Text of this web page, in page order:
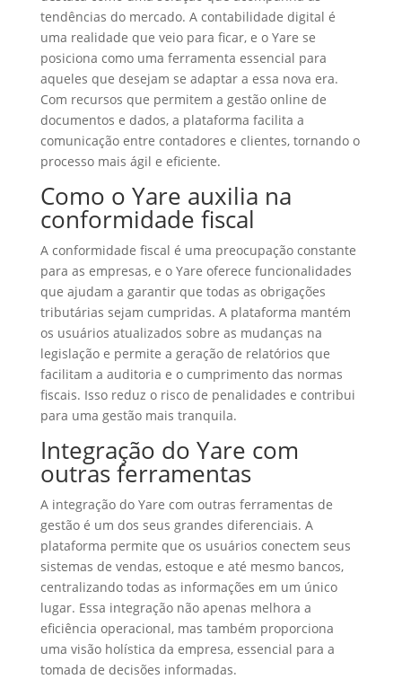
tendências do mercado. A contabilidade digital é
uma realidade que veio para ficar, e o Yare se
posiciona como uma ferramenta essencial para
aqueles que desejam se adaptar a essa nova era.
Com recursos que permitem a gestão online de
documentos e dados, a plataforma facilita a
comunicação entre contadores e clientes, tornando o
processo mais ágil e eficiente.
Como o Yare auxilia na
conformidade fiscal
A conformidade fiscal é uma preocupação constante
para as empresas, e o Yare oferece funcionalidades
que ajudam a garantir que todas as obrigações
tributárias sejam cumpridas. A plataforma mantém
os usuários atualizados sobre as mudanças na
legislação e permite a geração de relatórios que
facilitam a auditoria e o cumprimento das normas
fiscais. Isso reduz o risco de penalidades e contribui
para uma gestão mais tranquila.
Integração do Yare com
outras ferramentas
A integração do Yare com outras ferramentas de
gestão é um dos seus grandes diferenciais. A
plataforma permite que os usuários conectem seus
sistemas de vendas, estoque e até mesmo bancos,
centralizando todas as informações em um único
lugar. Essa integração não apenas melhora a
eficiência operacional, mas também proporciona
uma visão holística da empresa, essencial para a
tomada de decisões informadas.